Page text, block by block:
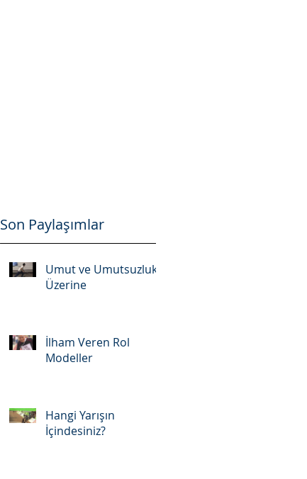
Son Paylaşımlar
Umut ve Umutsuzluk
Üzerine
İlham Veren Rol
Modeller
Hangi Yarışın
İçindesiniz?